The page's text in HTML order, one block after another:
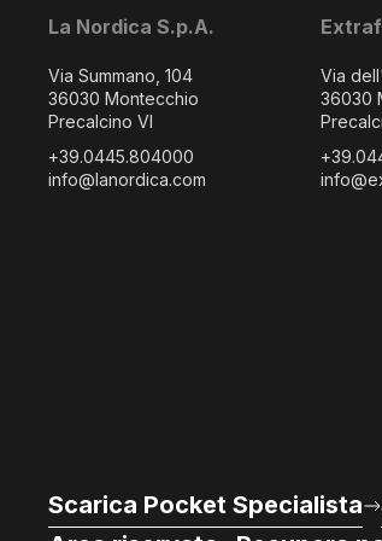
La Nordica S.p.A.
Via Summano, 104
36030 Montecchio
Precalcino VI
+39.0445.804000
info@lanordica.com
Via
36030
Scarica Pocket Specialista